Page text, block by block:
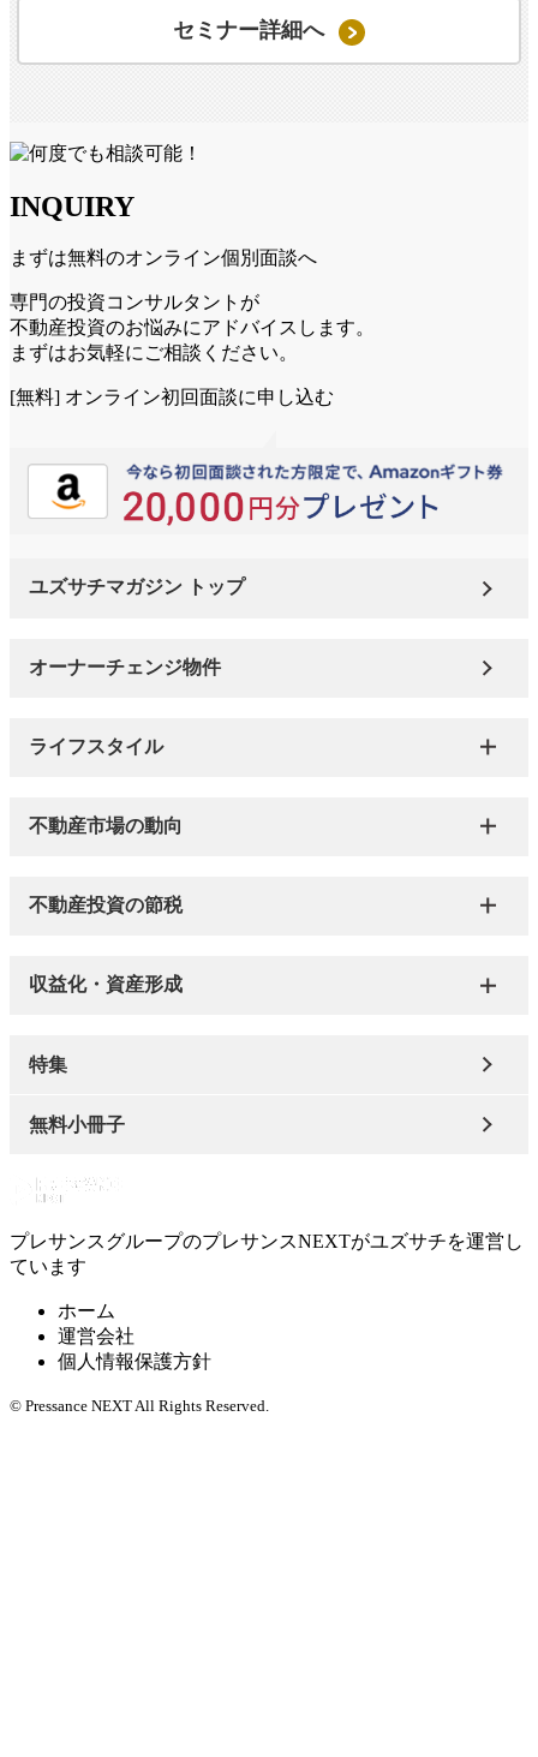
セミナー詳細へ
INQUIRY
まずは無料のオンライン個別面談へ
専門の投資コンサルタントが
不動産投資のお悩みにアドバイスします。
まずはお気軽にご相談ください。
[無料] オンライン初回面談に申し込む
ユズサチマガジン トップ
オーナーチェンジ物件
ライフスタイル
不動産市場の動向
不動産投資の節税
収益化・資産形成
特集
無料小冊子
プレサンスグループのプレサンスNEXTがユズサチを運営し
ています
ホーム
運営会社
個人情報保護方針
© Pressance NEXT All Rights Reserved.